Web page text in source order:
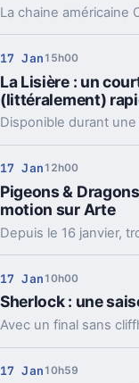
17 Jan 15h00
La Lisière : un
(littéralement)
17 Jan 12h00
Pigeons &
motion sur Arte
17 Jan 10h00
Sherlock : une
17 Jan 10h59